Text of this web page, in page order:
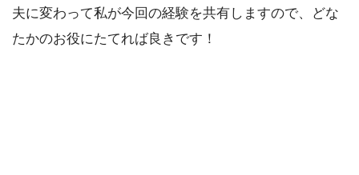
夫に変わって私が今回の経験を共有しますので、どな
たかのお役にたてれば良きです！